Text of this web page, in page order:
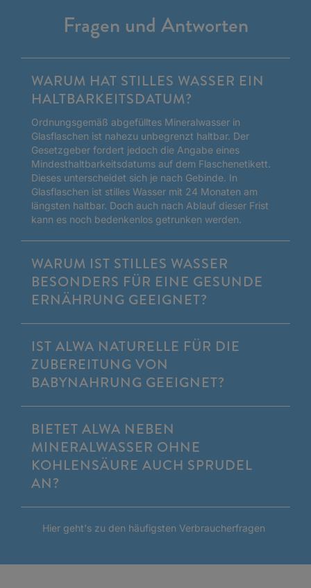
Fragen und Antworten
WARUM HAT STILLES WASSER EIN
HALTBARKEITSDATUM?
Ordnungsgemäß abgefülltes Mineralwasser in
Glasflaschen ist nahezu unbegrenzt haltbar. Der
Gesetzgeber fordert jedoch die Angabe eines
Mindesthaltbarkeitsdatums auf dem Flaschenetikett.
Dieses unterscheidet sich je nach Gebinde. In
Glasflaschen ist stilles Wasser mit 24 Monaten am
längsten haltbar. Doch auch nach Ablauf dieser Frist
kann es noch bedenkenlos getrunken werden.
WARUM IST STILLES WASSER
BESONDERS FÜR EINE GESUNDE
ERNÄHRUNG GEEIGNET?
IST ALWA NATURELLE FÜR DIE
ZUBEREITUNG VON
BABYNAHRUNG GEEIGNET?
BIETET ALWA NEBEN
MINERALWASSER OHNE
KOHLENSÄURE AUCH SPRUDEL
AN?
Hier geht's zu den häufigsten Verbraucherfragen